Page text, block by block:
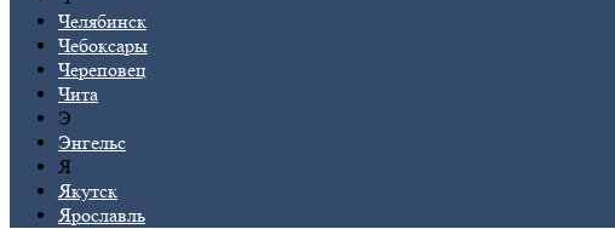
Челябинск
Чебоксары
Череповец
Чита
Э
Энгельс
Я
Якутск
Ярославль